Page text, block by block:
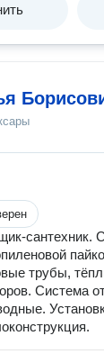
сантехник.
трубы,
Система